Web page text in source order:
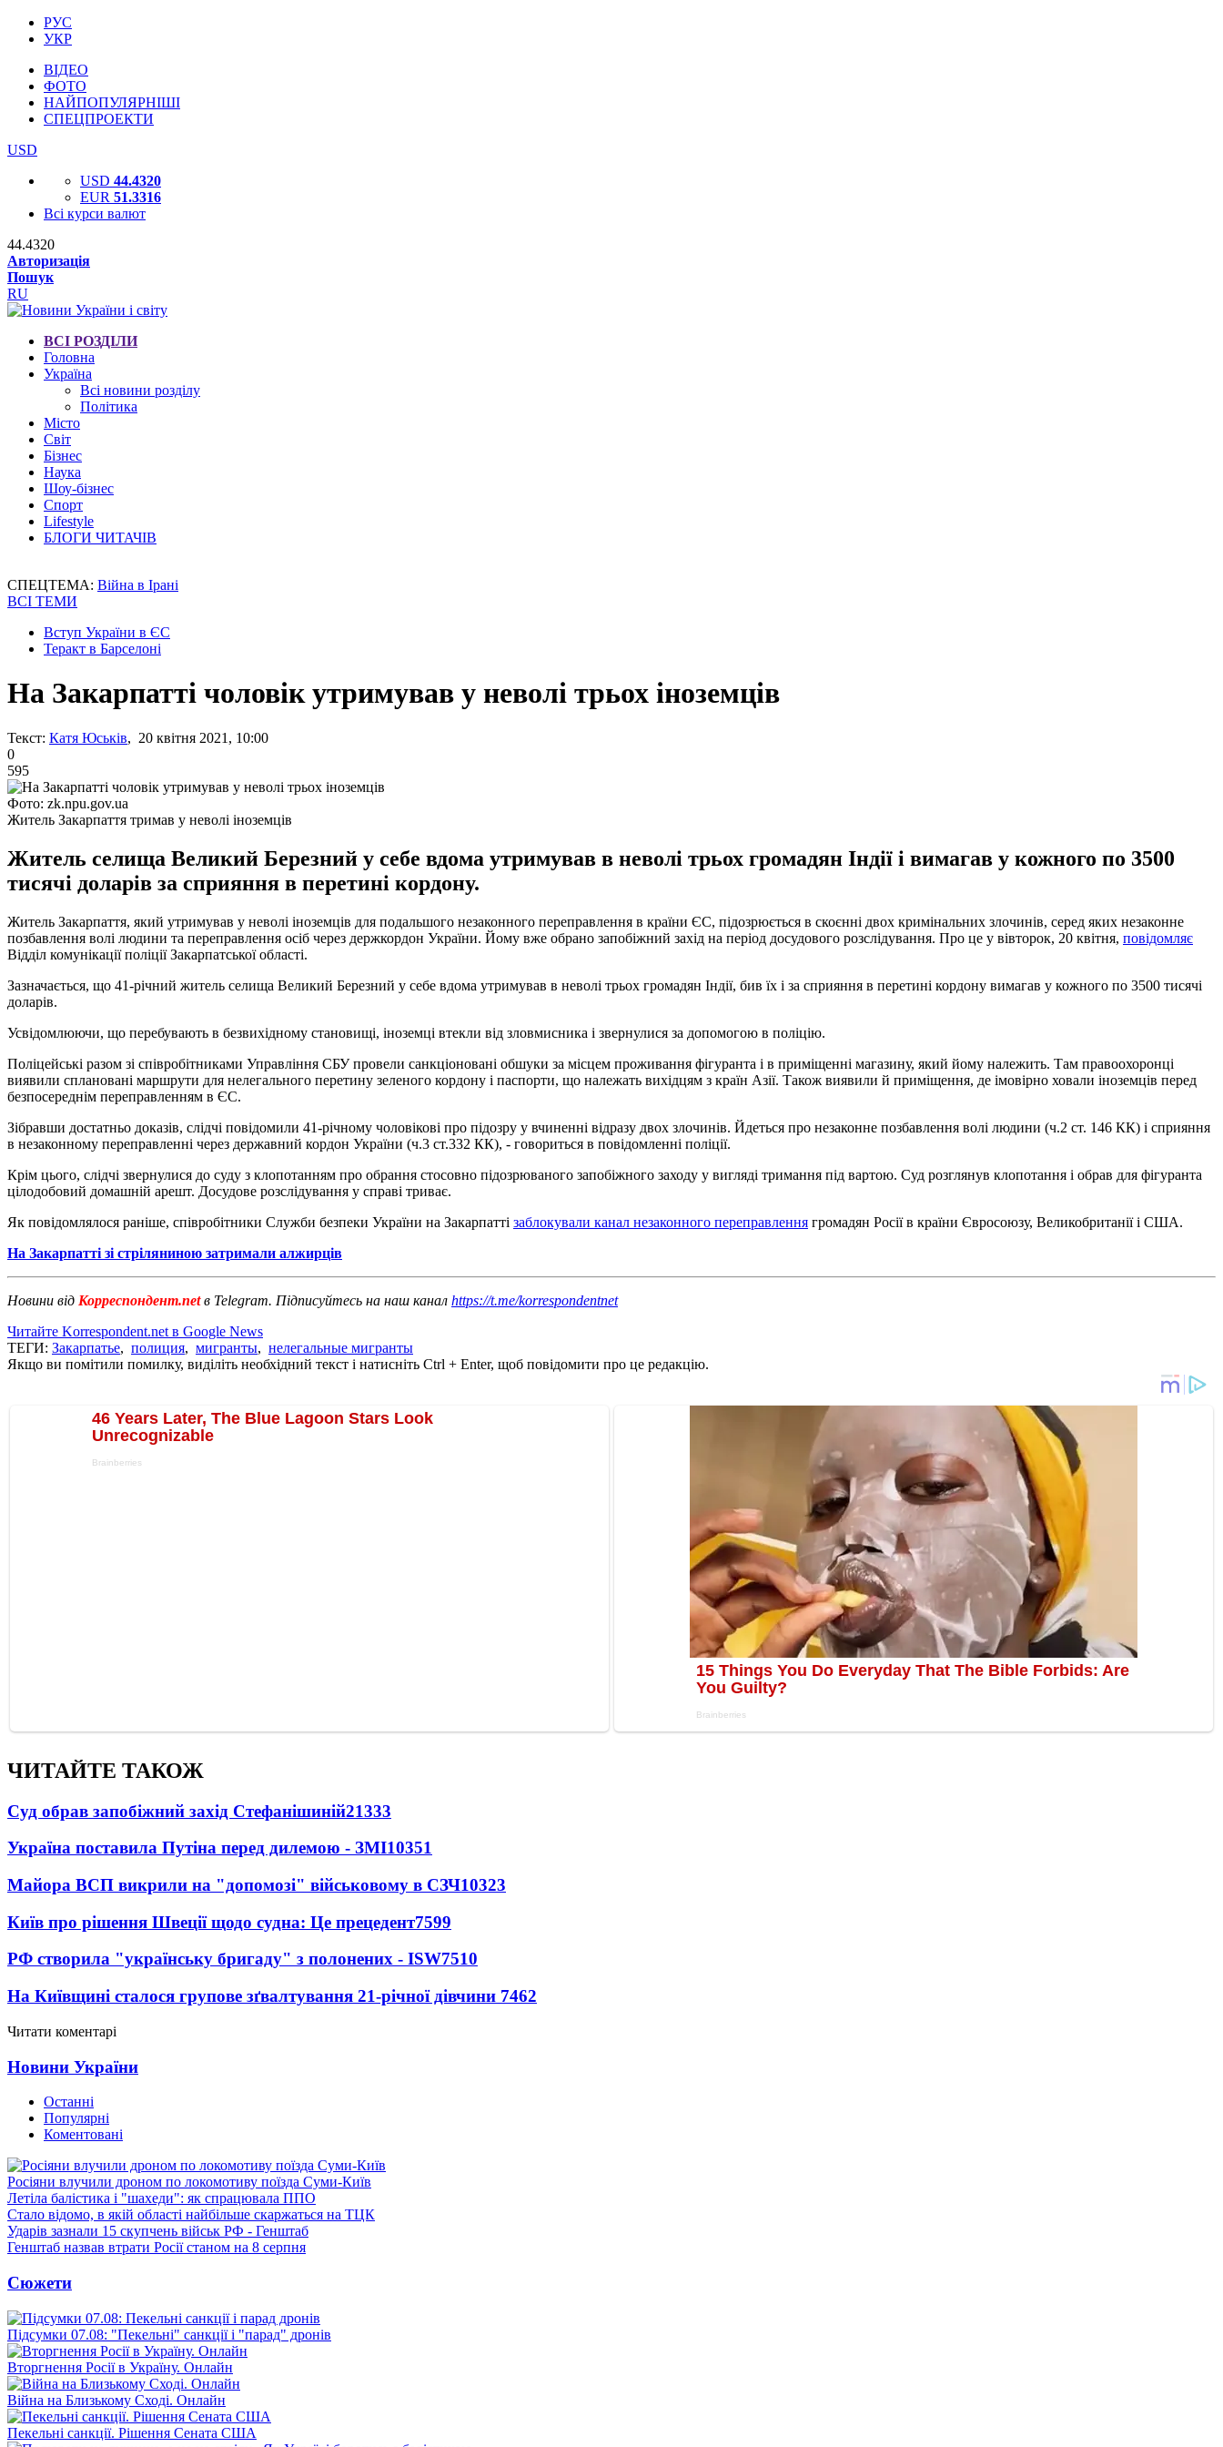
РУС
УКР
ВІДЕО
ФОТО
НАЙПОПУЛЯРНІШІ
СПЕЦПРОЕКТИ
USD
USD 44.4320
EUR 51.3316
Всі курси валют
44.4320
Авторизація
Пошук
RU
ВСІ РОЗДІЛИ
Головна
Україна
Всі новини розділу
Політика
Місто
Світ
Бізнес
Наука
Шоу-бізнес
Спорт
Lifestyle
БЛОГИ ЧИТАЧІВ
СПЕЦТЕМА: Війна в Ірані
ВСІ ТЕМИ
Вступ України в ЄС
Теракт в Барселоні
На Закарпатті чоловік утримував у неволі трьох іноземців
Текст: Катя Юськів, 20 квітня 2021, 10:00
0
595
Фото: zk.npu.gov.ua
Житель Закарпаття тримав у неволі іноземців
Житель селища Великий Березний у себе вдома утримував в неволі трьох громадян Індії і вимагав у кожного по 3500
тисячі доларів за сприяння в перетині кордону.
Житель Закарпаття, який утримував у неволі іноземців для подальшого незаконного переправлення в країни ЄС, підозрюється в скоєнні двох кримінальних злочинів, серед яких незаконне
позбавлення волі людини та переправлення осіб через держкордон України. Йому вже обрано запобіжний захід на період досудового розслідування. Про це у вівторок, 20 квітня, повідомляє
Відділ комунікації поліції Закарпатської області.
Зазначається, що 41-річний житель селища Великий Березний у себе вдома утримував в неволі трьох громадян Індії, бив їх і за сприяння в перетині кордону вимагав у кожного по 3500 тисячі
доларів.
Усвідомлюючи, що перебувають в безвихідному становищі, іноземці втекли від зловмисника і звернулися за допомогою в поліцію.
Поліцейські разом зі співробітниками Управління СБУ провели санкціоновані обшуки за місцем проживання фігуранта і в приміщенні магазину, який йому належить. Там правоохоронці
виявили сплановані маршрути для нелегального перетину зеленого кордону і паспорти, що належать вихідцям з країн Азії. Також виявили й приміщення, де імовірно ховали іноземців перед
безпосереднім переправленням в ЄС.
Зібравши достатньо доказів, слідчі повідомили 41-річному чоловікові про підозру у вчиненні відразу двох злочинів. Йдеться про незаконне позбавлення волі людини (ч.2 ст. 146 КК) і сприяння
в незаконному переправленні через державний кордон України (ч.3 ст.332 КК), - говориться в повідомленні поліції.
Крім цього, слідчі звернулися до суду з клопотанням про обрання стосовно підозрюваного запобіжного заходу у вигляді тримання під вартою. Суд розглянув клопотання і обрав для фігуранта
цілодобовий домашній арешт. Досудове розслідування у справі триває.
Як повідомлялося раніше, співробітники Служби безпеки України на Закарпатті заблокували канал незаконного переправлення громадян Росії в країни Євросоюзу, Великобританії і США.
На Закарпатті зі стріляниною затримали алжирців
Новини від Корреспондент.netв Telegram. Підписуйтесь на наш канал https://t.me/korrespondentnet
Читайте Korrespondent.net в Google News
ТЕГИ: Закарпатье, полиция, мигранты, нелегальные мигранты
Якщо ви помітили помилку, виділіть необхідний текст і натисніть Ctrl + Enter, щоб повідомити про це редакцію.
ЧИТАЙТЕ ТАКОЖ
Суд обрав запобіжний захід Стефанішиній21333
Україна поставила Путіна перед дилемою - ЗМІ10351
Майора ВСП викрили на "допомозі" військовому в СЗЧ10323
Київ про рішення Швеції щодо судна: Це прецедент7599
РФ створила "українську бригаду" з полонених - ISW7510
На Київщині сталося групове зґвалтування 21-річної дівчини 7462
Читати коментарі
Новини України
Останні
Популярні
Коментовані
Росіяни влучили дроном по локомотиву поїзда Суми-Київ
Летіла балістика і "шахеди": як спрацювала ППО
Стало відомо, в якій області найбільше скаржаться на ТЦК
Ударів зазнали 15 скупчень військ РФ - Генштаб
Генштаб назвав втрати Росії станом на 8 серпня
Сюжети
Підсумки 07.08: "Пекельні" санкції і "парад" дронів
Вторгнення Росії в Україну. Онлайн
Війна на Близькому Сході. Онлайн
Пекельні санкції. Рішення Сената США